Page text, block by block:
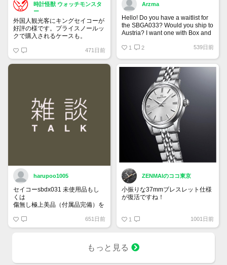
時計怪獣 ウォッチモンスタ
ー
外国人観光客にキングセイコーが
好評の様です。プライスノールッ
クで購入されるケースも。
471日前
Arzma
Hello! Do you have a waitlist for
the SBGA033? Would you ship to
Austria? I want one with Box and
1 2 539日前
harupoo1005
セイコーsbdx031 未使用品もし
くは
傷無し極上美品（付属品完備）を
651日前
ZENMAIのココ東京
小振りな37mmブレスレット仕様
が復活ですね！
1 1001日前
もっと見る